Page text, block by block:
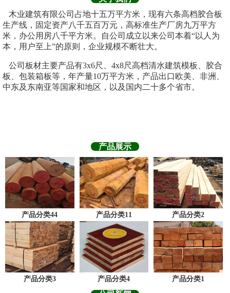
木业建筑有限公司占地十五万平方米，现有六条高档胶合板
生产线，固定资产八千五百万元，高标准生产厂房九万平方
米，办公用房八千平方米。自公司成立以来公司本着“以人为
本，用户至上”的原则，企业规模不断壮大。
公司板材主要产品有3x6尺、4x8尺高档清水建筑模板、胶合
板、包装箱板等，年产量10万平方米，产品出口欧美、非洲、
中东及东南亚等国家和地区，以及国内二十多个省市。
产品展示
产品分类44 产品分类11 产品分类2
产品分类3 产品分类4 产品分类1